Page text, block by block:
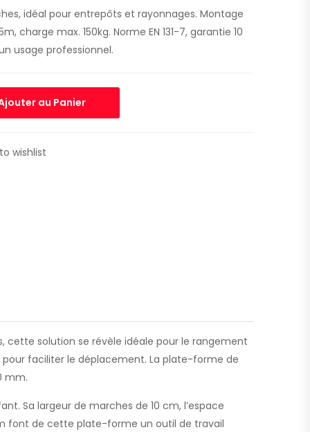
idéal pour entrepôts et rayonnages. Montage
charge max. 150kg. Norme EN 131-7, garantie 10
usage professionnel.
au Panier
wishlist
cette solution se révèle idéale pour le rangement
pour faciliter le déplacement. La plate-forme de
mm.
Sa largeur de marches de 10 cm, l’espace
font de cette plate-forme un outil de travail